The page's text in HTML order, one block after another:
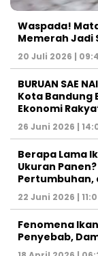
Waspada!
Memerah Jadi
20 Juli 2026 |
BURUAN SAE
Kota Bandung
Ekonomi
26 Juni 2026 |
Berapa Lama
Ukuran
Pertumbuhan,
22 Juni 2026 |
Fenomena
Penyebab,